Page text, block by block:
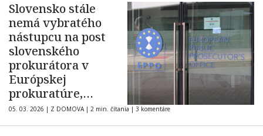
Slovensko stále
nemá vybratého
nástupcu na post
slovenského
prokurátora v
Európskej
prokuratúre,
upozornili
progresívci
05. 03. 2026 | Z DOMOVA | 2 min. čítania | 3 komentáre